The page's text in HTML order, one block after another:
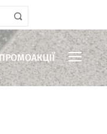
ПРОМОАКЦІЇ